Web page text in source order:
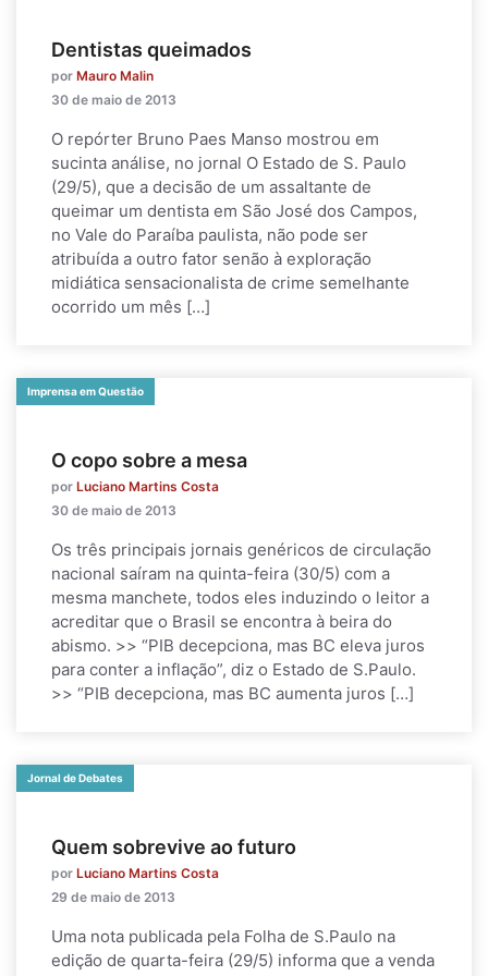
Dentistas queimados
por Mauro Malin
30 de maio de 2013
O repórter Bruno Paes Manso mostrou em
sucinta análise, no jornal O Estado de S. Paulo
(29/5), que a decisão de um assaltante de
queimar um dentista em São José dos Campos,
no Vale do Paraíba paulista, não pode ser
atribuída a outro fator senão à exploração
midiática sensacionalista de crime semelhante
ocorrido um mês […]
Imprensa em Questão
O copo sobre a mesa
por Luciano Martins Costa
30 de maio de 2013
Os três principais jornais genéricos de circulação
nacional saíram na quinta-feira (30/5) com a
mesma manchete, todos eles induzindo o leitor a
acreditar que o Brasil se encontra à beira do
abismo. >> “PIB decepciona, mas BC eleva juros
para conter a inflação”, diz o Estado de S.Paulo.
>> “PIB decepciona, mas BC aumenta juros […]
Jornal de Debates
Quem sobrevive ao futuro
por Luciano Martins Costa
29 de maio de 2013
Uma nota publicada pela Folha de S.Paulo na
edição de quarta-feira (29/5) informa que a venda